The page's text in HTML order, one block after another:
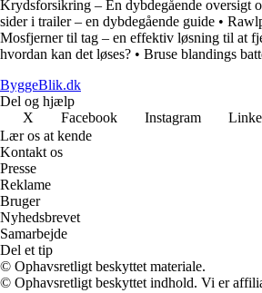
Krydsforsikring – En dybdegående oversigt
sider i trailer – en dybdegående guide •
Mosfjerner til tag – en effektiv løsning til at
hvordan kan det løses? • Bruse blandings
ByggeBlik.dk
Del og hjælp
X
Facebook Instagram
Lær os at kende
Kontakt os
Presse
Reklame
Bruger
Nyhedsbrevet
Samarbejde
Del et tip
© Ophavsretligt beskyttet materiale.
© Ophavsretligt beskyttet indhold. Vi er